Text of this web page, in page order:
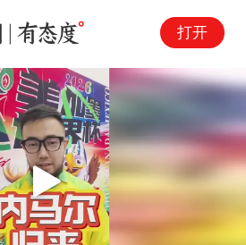
打开
Play